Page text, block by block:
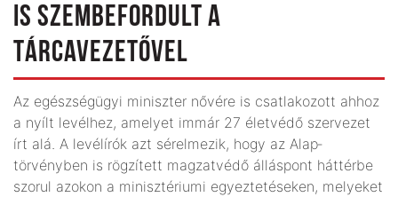
IS SZEMBEFORDULT A
TÁRCAVEZETŐVEL
Az egészségügyi miniszter nővére is csatlakozott ahhoz
a nyílt levélhez, amelyet immár 27 életvédő szervezet
írt alá. A levélírók azt sérelmezik, hogy az Alap­
törvényben is rögzített magzatvédő álláspont háttérbe
szorul azokon a minisztériumi egyeztetéseken, melyeket